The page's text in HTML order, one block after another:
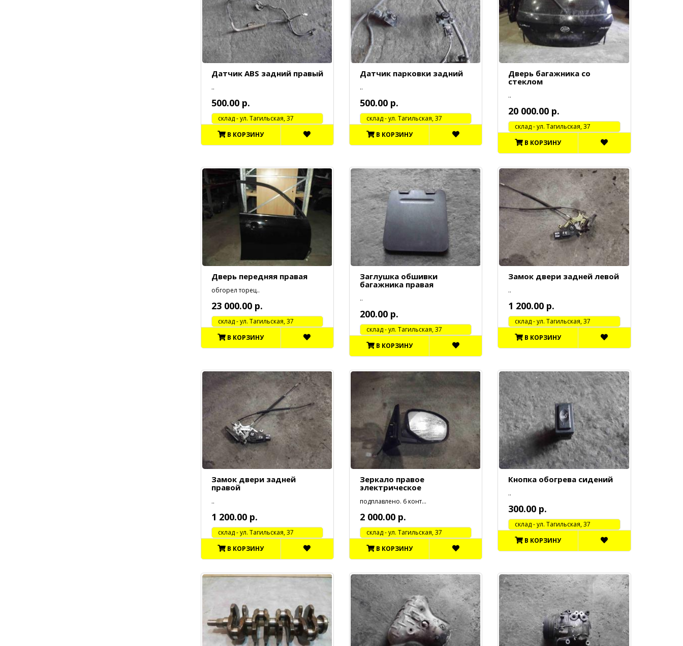
Датчик ABS задний правый
..
500.00 р.
cклад - ул. Тагильская, 37
В КОРЗИНУ
Датчик парковки задний
..
500.00 р.
cклад - ул. Тагильская, 37
В КОРЗИНУ
Дверь багажника со
стеклом
..
20 000.00 р.
cклад - ул. Тагильская, 37
В КОРЗИНУ
Дверь передняя правая
обгорел торец..
23 000.00 р.
cклад - ул. Тагильская, 37
В КОРЗИНУ
Заглушка обшивки
багажника правая
..
200.00 р.
cклад - ул. Тагильская, 37
В КОРЗИНУ
Замок двери задней левой
..
1 200.00 р.
cклад - ул. Тагильская, 37
В КОРЗИНУ
Замок двери задней
правой
..
1 200.00 р.
cклад - ул. Тагильская, 37
В КОРЗИНУ
Зеркало правое
электрическое
подплавлено. 6 конт...
2 000.00 р.
cклад - ул. Тагильская, 37
В КОРЗИНУ
Кнопка обогрева сидений
..
300.00 р.
cклад - ул. Тагильская, 37
В КОРЗИНУ